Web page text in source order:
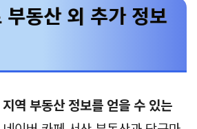
부동산 외 추가 정보
역 부동산 정보를 얻을 수 있는